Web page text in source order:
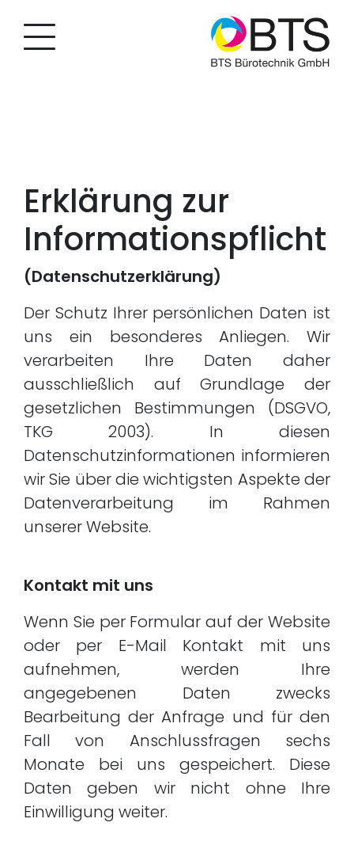
Erklärung zur
Informationspflicht
(Datenschutzerklärung)
Der Schutz Ihrer persönlichen Daten ist
uns ein besonderes Anliegen. Wir
verarbeiten Ihre Daten daher
ausschließlich auf Grundlage der
gesetzlichen Bestimmungen (DSGVO,
TKG 2003). In diesen
Datenschutzinformationen informieren
wir Sie über die wichtigsten Aspekte der
Datenverarbeitung im Rahmen
unserer Website.
Kontakt mit uns
Wenn Sie per Formular auf der Website
oder per E-Mail Kontakt mit uns
aufnehmen, werden Ihre
angegebenen Daten zwecks
Bearbeitung der Anfrage und für den
Fall von Anschlussfragen sechs
Monate bei uns gespeichert. Diese
Daten geben wir nicht ohne Ihre
Einwilligung weiter.